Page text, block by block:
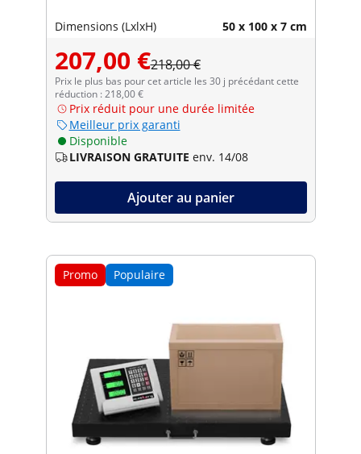
Dimensions (LxlxH) 50 x 100 x 7 cm
207,00 €218,00 €
Prix le plus bas pour cet article les 30 j précédant cette
réduction : 218,00 €
Prix réduit pour une durée limitée
Meilleur prix garanti
Disponible
LIVRAISON GRATUITE env. 14/08
Ajouter au panier
Promo Populaire